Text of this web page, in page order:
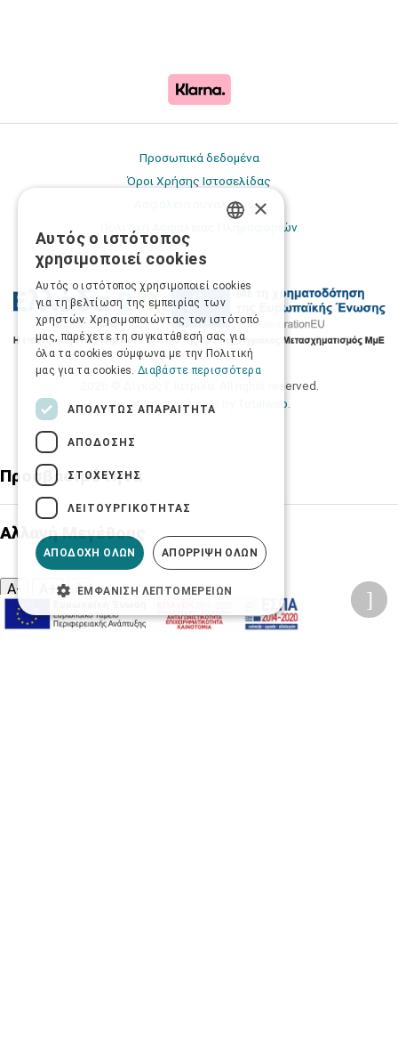
Προσωπικά δεδομένα
Όροι Χρήσης Ιστοσελίδας
Ασφάλεια συναλλαγών
Πολιτική Ασφάλειας Πληροφοριών
2026 © Δίγκας Γ. Ιατρικά. All rights reserved.
Developed with care by
Totalweb
Προσβασιμότητα
Αλλαγή Μεγέθους
A-
A
Αλλαγή Γραμματοσειράς
×
Αυτός ο ιστότοπος
χρησιμοποιεί cookies
Αυτός ο ιστότοπος χρησιμοποιεί cookies
για τη βελτίωση της εμπειρίας των
χρηστών. Χρησιμοποιώντας τον ιστότοπό
μας, παρέχετε τη συγκατάθεσή σας για
όλα τα cookies σύμφωνα με την Πολιτική
μας για τα cookies. Διαβάστε περισσότερα
ΑΠΟΛΎΤΩΣ ΑΠΑΡΑΊΤΗΤΑ
ΑΠΌΔΟΣΗΣ
ΣΤΌΧΕΥΣΗΣ
ΛΕΙΤΟΥΡΓΙΚΌΤΗΤΑΣ
ΑΠΟΔΟΧΉ ΌΛΩΝ ΑΠΌΡΡΙΨΗ ΌΛΩΝ
ΕΜΦΆΝΙΣΗ ΛΕΠΤΟΜΕΡΕΙΏΝ